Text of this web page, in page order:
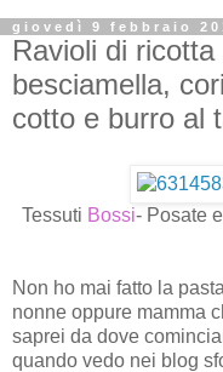
giovedì 9 febbraio
Ravioli di
besciamella,
cotto e burro al
Tessuti Bossi- Posate
Non ho mai fatto la
nonne oppure mamma
saprei da dove
quando vedo nei blog